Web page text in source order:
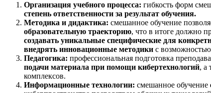
Организация учебного процесса: гибкость форм
степень ответственности за результат обучения.
Методика и дидактика: смешанное обучение
образовательную траекторию, что в итоге должно
создавать уникальные специфические для
внедрять инновационные методики с
Педагогика: профессиональная подготовка
подачи материала при помощи кибертехнологий, а
комплексов.
Информационные технологии: смешанное обучение